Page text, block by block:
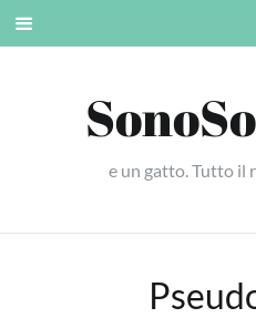
Skip
e un gatto. Tutto il